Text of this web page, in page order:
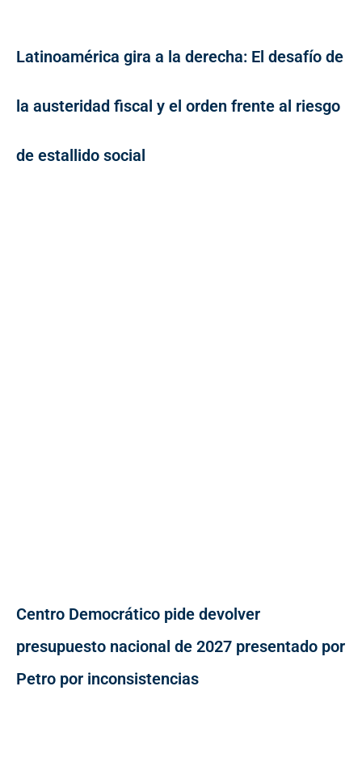
Latinoamérica gira a la derecha: El desafío de
la austeridad fiscal y el orden frente al riesgo
de estallido social
Centro Democrático pide devolver
presupuesto nacional de 2027 presentado por
Petro por inconsistencias